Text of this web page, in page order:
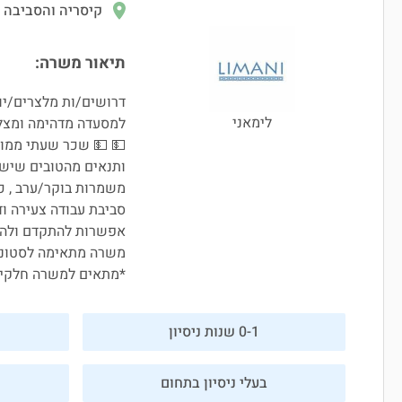
לימאני
קיסריה והסביבה
תיאור משרה:
דרושים/ות מלצרים/
למסעדה מדהימה
💵 💵 שכר שעתי ממוצע 80 ₪
ותנאים מהטובים שיש
משמרות בוקר/ערב ,
סביבת עבודה צעירה
אפשרות להתקדם
משרה מתאימה
*מתאים למשרה
0-1 שנות ניסיון
בעלי ניסיון בתחום